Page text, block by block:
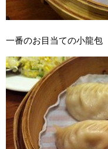
一番のお目当ての小龍包